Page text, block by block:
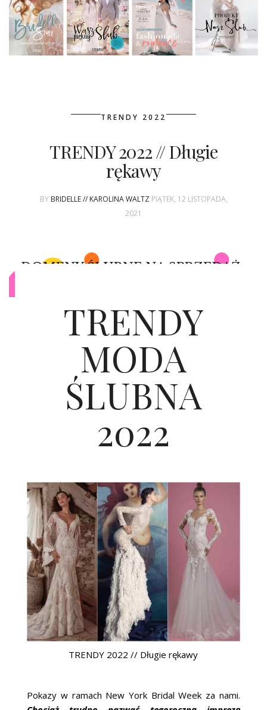
TRENDY 2022
TRENDY 2022 // Długie
rękawy
BY BRIDELLE // KAROLINA WALTZ PIĄTEK, 12 LISTOPADA,
2021
TRENDY
MODA
ŚLUBNA
2022
TRENDY 2022 // Długie rękawy
Pokazy w ramach New York Bridal Week za nami.